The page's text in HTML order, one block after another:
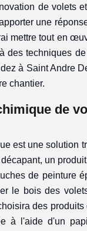
de volets
une
mettre tout en
des techniques
à Saint Andre
chantier.
de
est une solution
un
de peinture
le bois des
des
à l'aide d'un